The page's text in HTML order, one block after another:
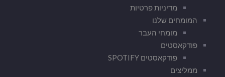
מדיניות פרטיות
המומחים שלנו
מומחי העבר
פודקאסטים
פודקאסטים SPOTIFY
ממליצים